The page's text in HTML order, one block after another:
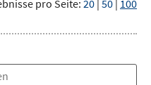
pro Seite:20 | 50 | 100